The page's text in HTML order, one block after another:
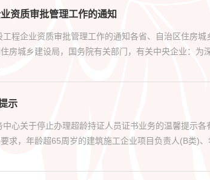
资质审批管理工作的通知
程企业资质审批管理工作的通知各省、自治区住房城
房城乡建设局，国务院有关部门，有关中央企业：为
示
心关于停止办理超龄持证人员证书业务的温馨提示
求，年龄超65周岁的建筑施工企业项目负责人(B类)